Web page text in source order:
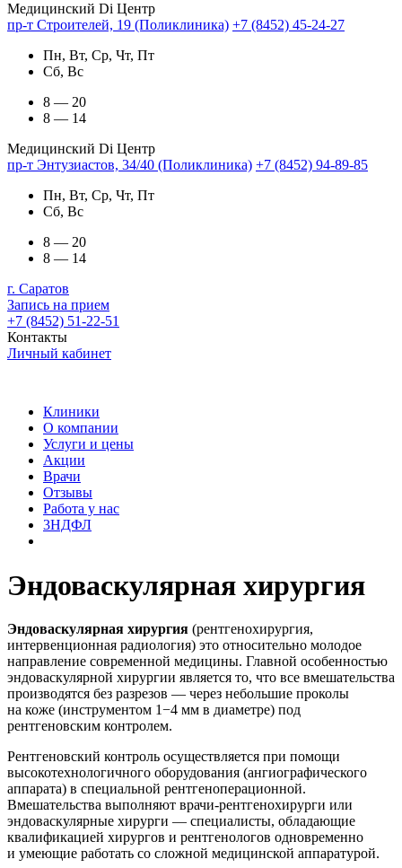
Медицинский Di Центр
пр-т Строителей, 19 (Поликлиника) +7 (8452) 45-24-27
Пн, Вт, Ср, Чт, Пт
Сб, Вс
8 — 20
8 — 14
Медицинский Di Центр
пр-т Энтузиастов, 34/40 (Поликлиника) +7 (8452) 94-89-85
Пн, Вт, Ср, Чт, Пт
Сб, Вс
8 — 20
8 — 14
г. Саратов
Запись на прием
+7 (8452) 51-22-51
Контакты
Личный кабинет
Клиники
О компании
Услуги и цены
Акции
Врачи
Отзывы
Работа у нас
3НДФЛ
Эндоваскулярная хирургия
Эндоваскулярная хирургия (рентгенохирургия,
интервенционная радиология) это относительно молодое
направление современной медицины. Главной особенностью
эндоваскулярной хирургии является то, что все вмешательства
производятся без разрезов — через небольшие проколы
на коже (инструментом 1−4 мм в диаметре) под
рентгеновским контролем.
Рентгеновский контроль осуществляется при помощи
высокотехнологичного оборудования (ангиографического
аппарата) в специальной рентгеноперационной.
Вмешательства выполняют врачи-рентгенохирурги или
эндоваскулярные хирурги — специалисты, обладающие
квалификацией хирургов и рентгенологов одновременно
и умеющие работать со сложной медицинской аппаратурой.